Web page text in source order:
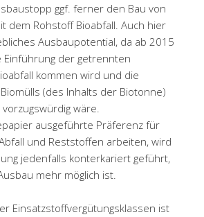
ggf. ferner den Bau von
dem Rohstoff Bioabfall. Auch hier
Ausbaupotential, da ab 2015
der getrennten
kommen wird und die
(des Inhalts der Biotonne)
vorzugswürdig wäre.
ausgeführte Präferenz für
und Reststoffen arbeiten, wird
jedenfalls konterkariert geführt,
mehr möglich ist.
Einsatzstoffvergütungsklassen ist